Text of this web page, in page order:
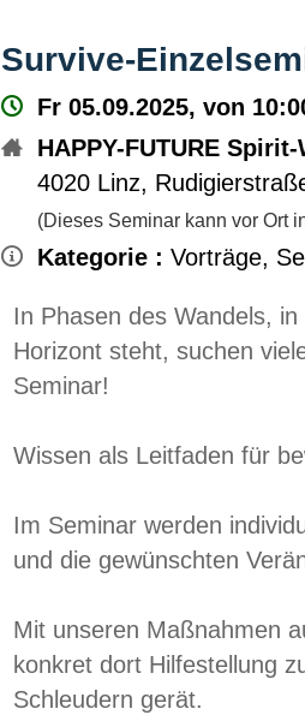
Survive-
Fr 05.09.2025, von
HAPPY-FUTURE
4020 Linz,
(Dieses Seminar kann vor Ort
Kategorie : Vorträge,
In Phasen des Wandels,
Horizont steht, suchen
Seminar!
Wissen als Leitfaden für
Im Seminar werden
und die gewünschten
Mit unseren Maßnahmen
konkret dort Hilfestellung
Schleudern gerät.